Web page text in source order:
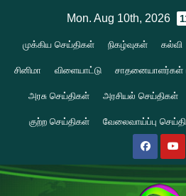
content
Mon. Aug 10th, 2026
முக்கிய செய்திகள் நிகழ்வுகள் கல்வி
சினிமா விளையாட்டு சாதனையாளர்கள்
அரசு செய்திகள் அரசியல் செய்திகள்
குற்ற செய்திகள் வேலைவாய்ப்பு